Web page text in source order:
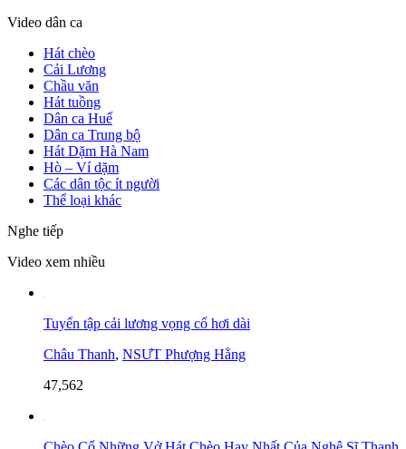
Video dân ca
Hát chèo
Cải Lương
Chầu văn
Hát tuồng
Dân ca Huế
Dân ca Trung bộ
Hát Dặm Hà Nam
Hò – Ví dặm
Các dân tộc ít người
Thể loại khác
Nghe tiếp
Video xem nhiều
Tuyển tập cải lương vọng cổ hơi dài
Châu Thanh, NSƯT Phượng Hằng
47,562